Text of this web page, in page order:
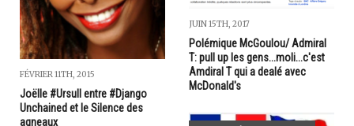
FÉVRIER 11TH, 2015
Joëlle #Ursull entre #Django
Unchained et le Silence des
agneaux
JUIN 15TH, 2017
Polémique McGoulou/ Admiral
T: pull up les gens...moli...c'est
Amdiral T qui a dealé avec
McDonald's